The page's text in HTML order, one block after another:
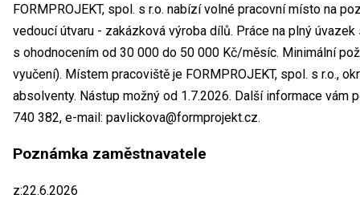
FORMPROJEKT, spol. s r.o. nabízí volné pracovní místo na
vedoucí útvaru - zakázková výroba dílů. Práce na plný
s ohodnocením od 30 000 do 50 000 Kč/měsíc. Minimální
vyučení). Místem pracoviště je FORMPROJEKT, spol. s r.o.,
absolventy. Nástup možný od 1.7.2026. Další informace vám
740 382, e-mail: pavlickova@formprojekt.cz.
Poznámka zaměstnavatele
z:22.6.2026